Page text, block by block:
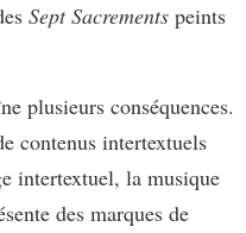
Sept Sacrements peints
plusieurs conséquences.
contenus intertextuels
intertextuel, la musique
des marques de